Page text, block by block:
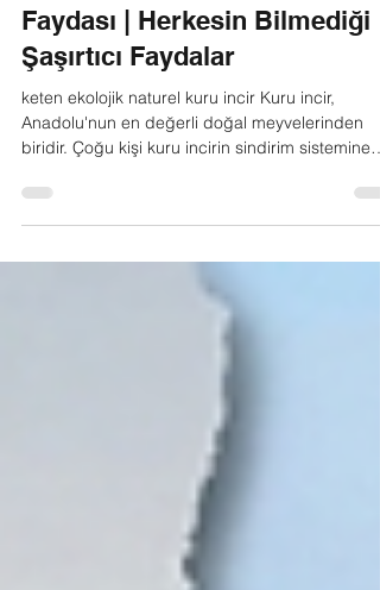
Keten Ekolojik
2 dakikada okunur
Kuru İncirin Az Bilinen 7
Faydası | Herkesin Bilmediği
Şaşırtıcı Faydalar
keten ekolojik naturel kuru incir Kuru incir,
Anadolu'nun en değerli doğal meyvelerinden
açısından sunduğu faydalar bununla sınırlı
Periyodik olarak yapılan araştırmalar ve
vücudumuz üzerinde birçok olumlu etkisi
olduğunu göstermektedir. Bu yazımızda kuru
incirin pek bilinmeyen faydalarını detaylı şekilde